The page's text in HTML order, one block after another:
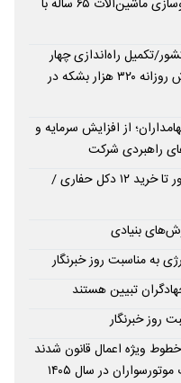
تکمیل راه‌اندازی چهار
ردیف نفتی CTEP با ظرفیت فرآورش روزانه ۳۲۰ هزار بشکه در
از افزایش سرمایه و
راهبردی شرکت
پتروایران از توسعه میادین غرب کشور تا خرید ۱۲ دکل حفاری /
بنیادی
به مناسبت روز خبرنگار
تبیین هستند
روز خبرنگار
خطوط ویژه اعمال قانون شدند